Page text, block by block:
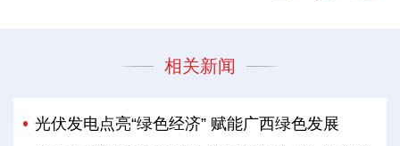
相关新闻
光伏发电点亮“绿色经济” 赋能广西绿色发展